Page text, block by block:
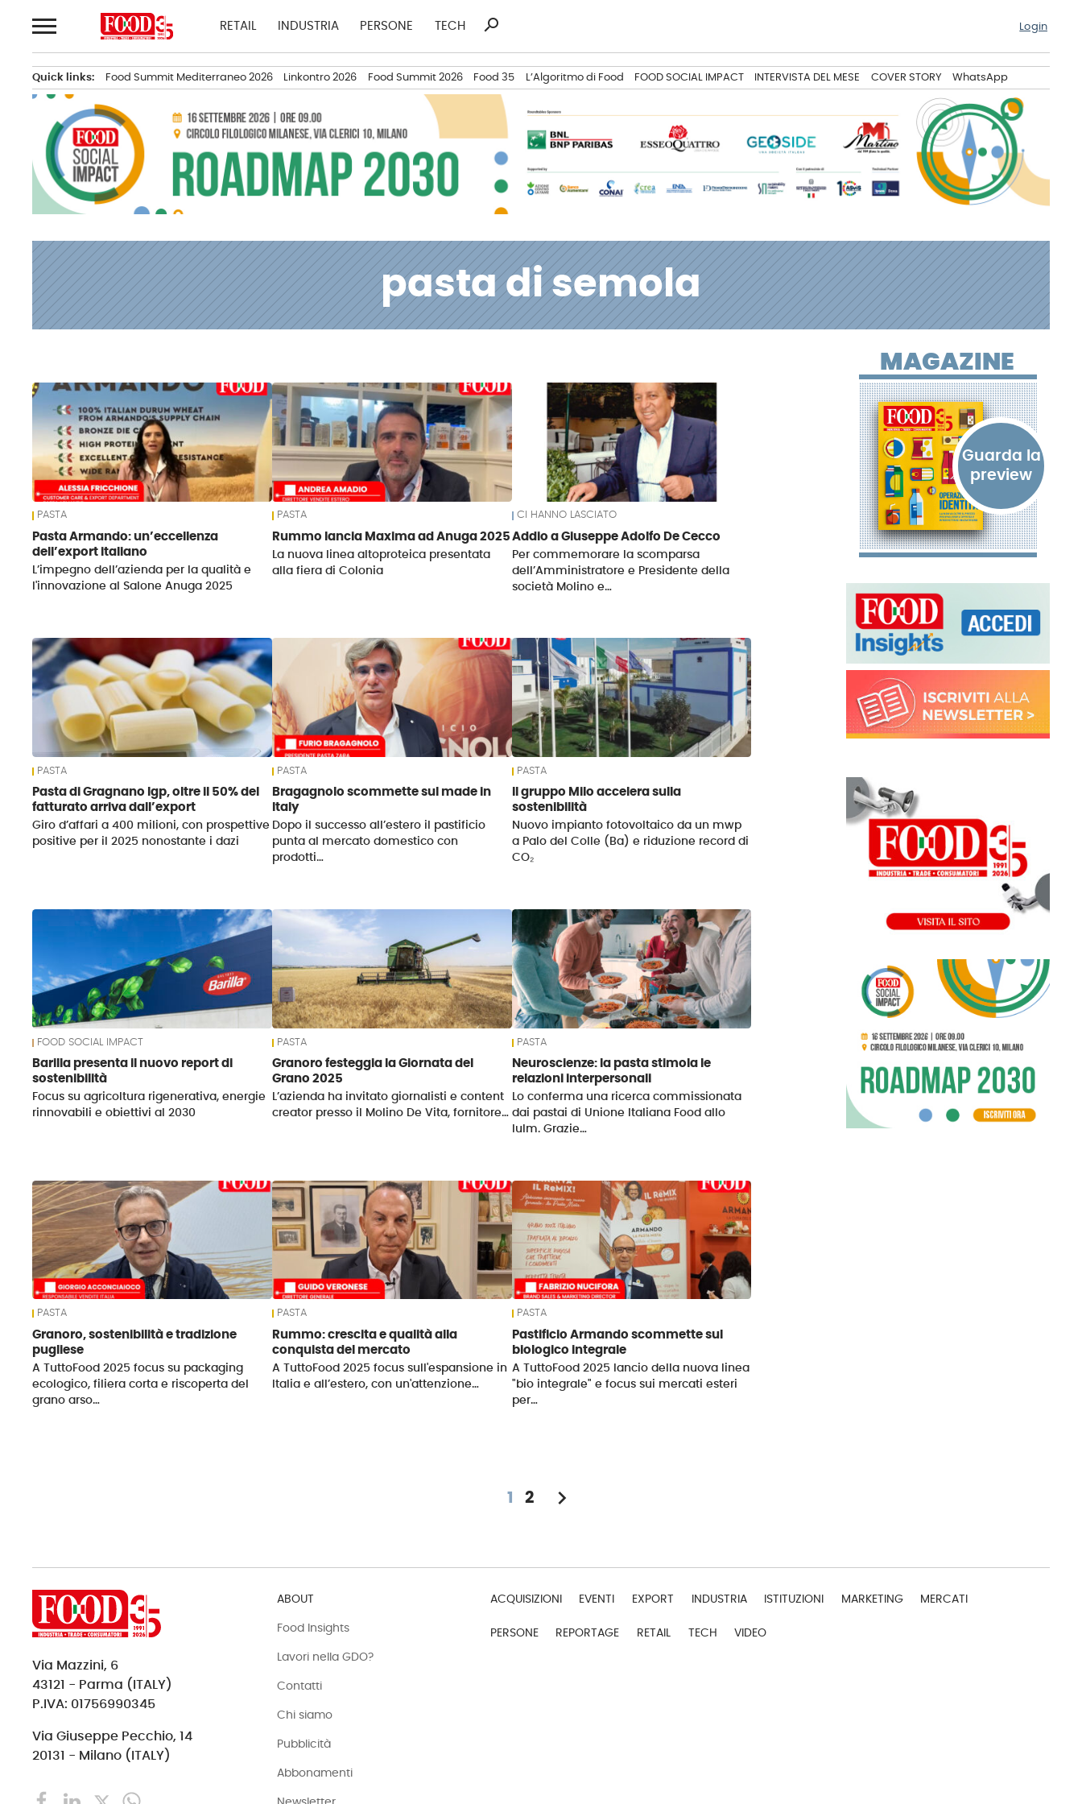
al
RETAIL INDUSTRIA PERSONE TECH
Ricerca
search Login
Quick links: Food Summit Mediterraneo 2026 Linkontro 2026 Food Summit 2026 Food 35 L’Algoritmo di Food FOOD SOCIAL IMPACT INTERVISTA DEL MESE COVER STORY WhatsApp
pasta di semola
News
PASTA
Pasta Armando: un’eccellenza
dell’export italiano
L’impegno dell’azienda per la qualità e
l'innovazione al Salone Anuga 2025
PASTA
Rummo lancia Maxima ad Anuga 2025
La nuova linea altoproteica presentata
alla fiera di Colonia
CI HANNO LASCIATO
Addio a Giuseppe Adolfo De Cecco
Per commemorare la scomparsa
dell’Amministratore e Presidente della
società Molino e…
PASTA
Pasta di Gragnano Igp, oltre il 50% del
fatturato arriva dall’export
Giro d’affari a 400 milioni, con prospettive
positive per il 2025 nonostante i dazi
PASTA
Bragagnolo scommette sul made in
Italy
Dopo il successo all’estero il pastificio
punta al mercato domestico con
prodotti…
PASTA
Il gruppo Milo accelera sulla
sostenibilità
Nuovo impianto fotovoltaico da un mwp
a Palo del Colle (Ba) e riduzione record di
CO₂
FOOD SOCIAL IMPACT
Barilla presenta il nuovo report di
sostenibilità
Focus su agricoltura rigenerativa, energie
rinnovabili e obiettivi al 2030
PASTA
Granoro festeggia la Giornata del
Grano 2025
L’azienda ha invitato giornalisti e content
creator presso il Molino De Vita, fornitore…
PASTA
Neuroscienze: la pasta stimola le
relazioni interpersonali
Lo conferma una ricerca commissionata
dai pastai di Unione Italiana Food allo
Iulm. Grazie…
PASTA
Granoro, sostenibilità e tradizione
pugliese
A TuttoFood 2025 focus su packaging
ecologico, filiera corta e riscoperta del
grano arso…
PASTA
Rummo: crescita e qualità alla
conquista del mercato
A TuttoFood 2025 focus sull'espansione in
Italia e all’estero, con un'attenzione…
PASTA
Pastificio Armando scommette sul
biologico integrale
A TuttoFood 2025 lancio della nuova linea
"bio integrale" e focus sui mercati esteri
per…
MAGAZINE
1 2 chevron_right
Via Mazzini, 6
43121 - Parma (ITALY)
P.IVA: 01756990345
Via Giuseppe Pecchio, 14
20131 - Milano (ITALY)
ABOUT
Food Insights
Lavori nella GDO?
Contatti
Chi siamo
Pubblicità
Abbonamenti
ACQUISIZIONI EVENTI EXPORT INDUSTRIA ISTITUZIONI MARKETING MERCATI
PERSONE REPORTAGE RETAIL TECH VIDEO